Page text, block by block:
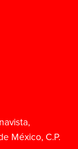
México, C.P.